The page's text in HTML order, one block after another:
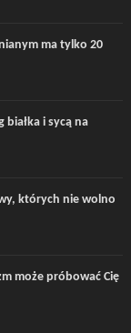
ma tylko 20
białka i sycą na
których nie wolno
może próbować Cię